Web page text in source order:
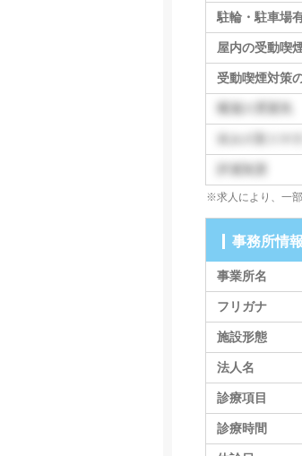
駐輪・駐車場
屋内の受動喫
受動喫煙対策
※求人により、一
事務所情報
事業所名
フリガナ
施設形態
法人名
診療項目
診療時間